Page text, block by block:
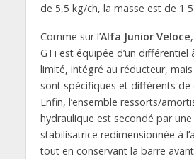
de 5,5 kg/ch, la masse est de 1
Comme sur l’Alfa Junior Veloce
GTi est équipée d’un différentiel
limité, intégré au réducteur,
sont spécifiques et différents de
Enfin, l’ensemble ressorts/
hydraulique est secondé par
stabilisatrice redimensionnée à
tout en conservant la barre